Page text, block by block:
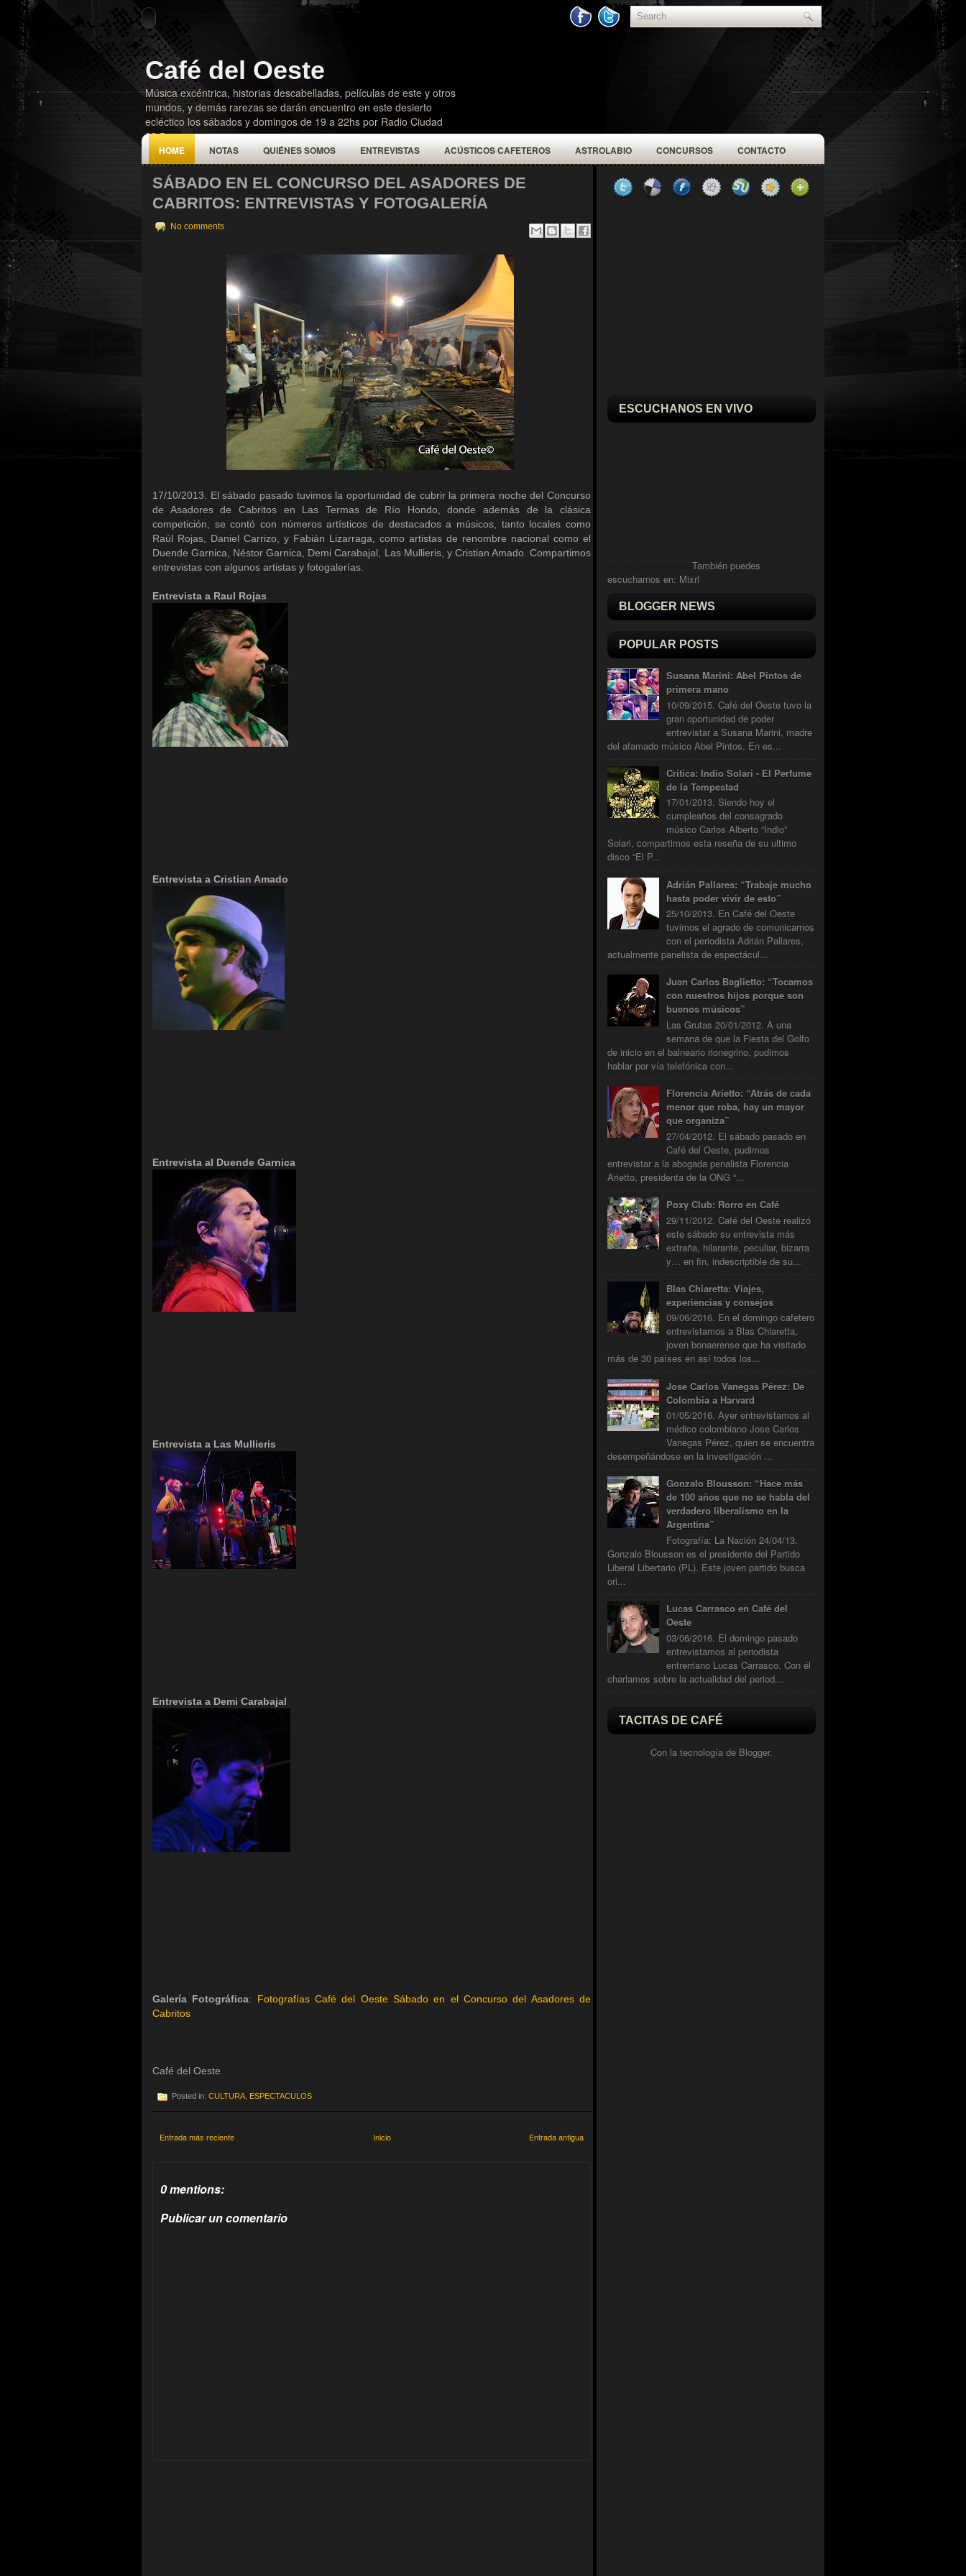
Café del Oeste
Música excéntrica, historias descabelladas, películas de este y otros
mundos, y demás rarezas se darán encuentro en este desierto
ecléctico los sábados y domingos de 19 a 22hs por Radio Ciudad
92.5
HOME NOTAS QUIÉNES SOMOS ENTREVISTAS ACÚSTICOS CAFETEROS ASTROLABIO CONCURSOS CONTACTO
SÁBADO EN EL CONCURSO DEL ASADORES DE
CABRITOS: ENTREVISTAS Y FOTOGALERÍA
No comments
17/10/2013. El sábado pasado tuvimos la oportunidad de cubrir la primera noche del Concurso
de Asadores de Cabritos en Las Termas de Río Hondo, donde además de la clásica
competición, se contó con números artísticos de destacados a músicos, tanto locales como
Raúl Rojas, Daniel Carrizo, y Fabián Lizarraga, como artistas de renombre nacional como el
Duende Garnica, Néstor Garnica, Demi Carabajal, Las Mullieris, y Cristian Amado. Compartimos
entrevistas con algunos artistas y fotogalerías.
Entrevista a Raul Rojas
Entrevista a Cristian Amado
Entrevista al Duende Garnica
Entrevista a Las Mullieris
Entrevista a Demi Carabajal
Galería Fotográfica: Fotografías Café del Oeste Sábado en el Concurso del Asadores de
Cabritos
Café del Oeste
Posted in: CULTURA ESPECTACULOS
Entrada más reciente Entrada antigua
Inicio
0 mentions:
Publicar un comentario
ESCUCHANOS EN VIVO
También puedes
escucharnos en: Mixrl
BLOGGER NEWS
POPULAR POSTS
Susana Marini: Abel Pintos de
primera mano
10/09/2015. Café del Oeste tuvo la
gran oportunidad de poder
entrevistar a Susana Marini, madre
del afamado músico Abel Pintos. En es...
Critica: Indio Solari - El Perfume
de la Tempestad
17/01/2013. Siendo hoy el
cumpleaños del consagrado
músico Carlos Alberto “Indio”
Solari, compartimos esta reseña de su ultimo
disco “El P...
Adrián Pallares: “Trabaje mucho
hasta poder vivir de esto”
25/10/2013. En Café del Oeste
tuvimos el agrado de comunicarnos
con el periodista Adrián Pallares,
actualmente panelista de espectácul...
Juan Carlos Baglietto: “Tocamos
con nuestros hijos porque son
buenos músicos”
Las Grutas 20/01/2012. A una
semana de que la Fiesta del Golfo
de inicio en el balneario rionegrino, pudimos
hablar por vía telefónica con...
Florencia Arietto: “Atrás de cada
menor que roba, hay un mayor
que organiza”
27/04/2012. El sábado pasado en
Café del Oeste, pudimos
entrevistar a la abogada penalista Florencia
Arietto, presidenta de la ONG “...
Poxy Club: Rorro en Café
29/11/2012. Café del Oeste realizó
este sábado su entrevista más
extraña, hilarante, peculiar, bizarra
y… en fin, indescriptible de su...
Blas Chiaretta: Viajes,
experiencias y consejos
09/06/2016. En el domingo cafetero
entrevistamos a Blas Chiaretta,
joven bonaerense que ha visitado
más de 30 países en así todos los...
Jose Carlos Vanegas Pérez: De
Colombia a Harvard
01/05/2016. Ayer entrevistamos al
médico colombiano Jose Carlos
Vanegas Pérez, quien se encuentra
desempeñándose en la investigación ...
Gonzalo Blousson: “Hace más
de 100 años que no se habla del
verdadero liberalismo en la
Argentina”
Fotografía: La Nación 24/04/13.
Gonzalo Blousson es el presidente del Partido
Liberal Libertario (PL). Este joven partido busca
ori...
Lucas Carrasco en Café del
Oeste
03/06/2016. El domingo pasado
entrevistamos al periodista
entrerriano Lucas Carrasco. Con él
charlamos sobre la actualidad del period...
TACITAS DE CAFÉ
Con la tecnología de Blogger.